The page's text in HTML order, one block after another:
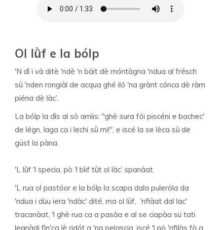
Ol lǜf e la bólp
'N dì i và ditè 'ndè 'n bàit dè móntàgna 'ndua al frésch
sǜ 'nden rongiàl de acqua ghé iló 'na grànt cónca dè ràm
piéna dè làc’.
La bólp la dìs al sò amìis: "ghè sura fói piscéni e bachec'
de légn, laga ca i lechi sǜ mi!", e iscé la se lèca sǜ de
güst la pàna.
'L lǜf 'l specia, pò 'l bìif tǜt ol làc’ spanàat.
'L rua ol pastóor e la bólp la scapa dala puleröla da
'ndua i dùu iera 'ndàc' dité, ma ol lǜf, 'nfiàat dal lac'
tracanàat, 'l ghè rua ca a pasàa e al se ciapàa sü tati
legnàdi fìn'ca lè ridót a 'na pelascia, iscé 'l pö 'nfilàs fò a